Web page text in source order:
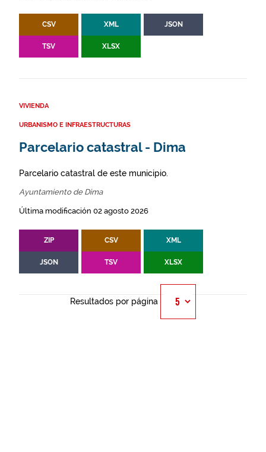
CSV XML JSON
TSV XLSX
VIVIENDA
URBANISMO E INFRAESTRUCTURAS
Parcelario catastral - Dima
Parcelario catastral de este municipio.
Ayuntamiento de Dima
Última modificación 02 agosto 2026
ZIP CSV XML
JSON TSV XLSX
Resultados por página